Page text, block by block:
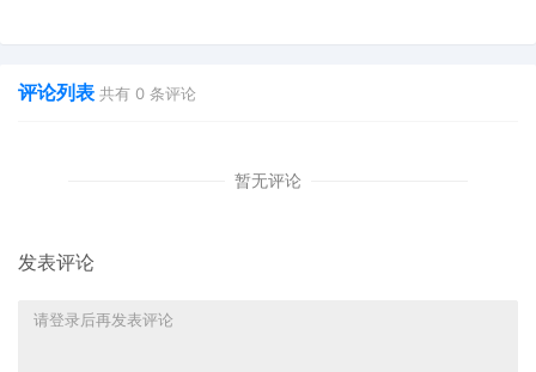
评论列表 共有 0 条评论
暂无评论
发表评论